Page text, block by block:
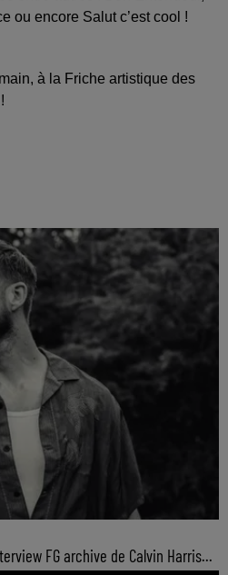
ou encore Salut c’est cool !
à la Friche artistique des
FG archive de Calvin Harris...